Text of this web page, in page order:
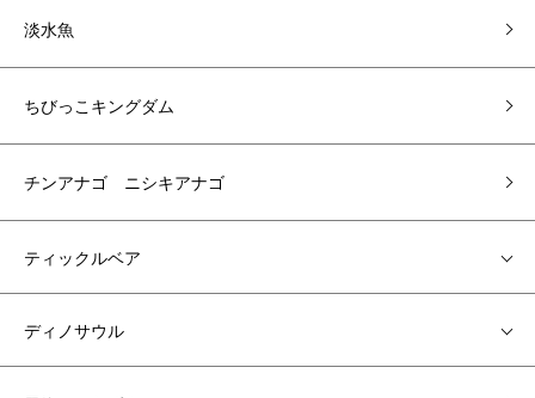
淡水魚
ちびっこキングダム
チンアナゴ ニシキアナゴ
ティックルベア
ディノサウル